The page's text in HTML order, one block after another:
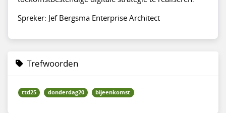
Spreker: Jef Bergsma Enterprise Architect
Trefwoorden
ttd25 donderdag20 bijeenkomst